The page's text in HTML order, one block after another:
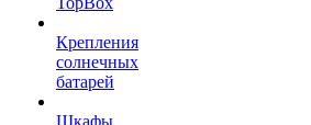
Крепления
солнечных
батарей
Шкафы